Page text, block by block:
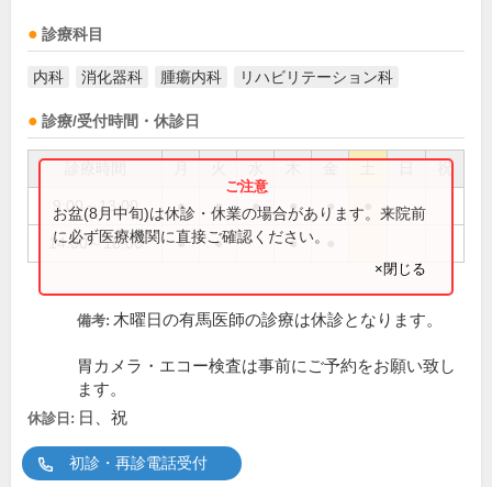
診療科目
内科 消化器科 腫瘍内科 リハビリテーション科
診療/受付時間・休診日
祝
9:00～13:00 ● ● ● ● ●
14:00～18:00 ● ● ●
お盆(8月中旬)は休診・休業の場合があります。来院前
に必ず医療機関に直接ご確認ください。
×閉じる
備考: 木曜日の有馬医師の診療は休診となります。
胃カメラ・エコー検査は事前にご予約をお願い致し
ます。
休診日: 日、祝
初診・再診電話受付